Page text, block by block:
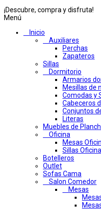
¡Descubre, compra y disfruta!
Menú
Inicio
Auxiliares
Perchas
Zapateros
Sillas
Dormitorio
Armarios
Mesillas de
Comodas y
Cabeceros
Conjuntos
Literas
Muebles de
Oficina
Mesas
Sillas
Botelleros
Outlet
Sofas Cama
Salon Comedor
Mesas